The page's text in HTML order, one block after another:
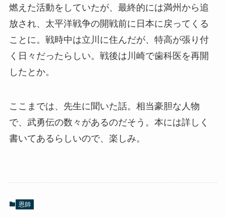
燃えた活動をしていたが、最終的には満州から追
放され、太平洋戦争の開戦前に日本に戻ってくる
ことに。戦時中は立川に住んだが、特高が張り付
く日々だったらしい。戦後は川崎で歯科医を再開
したとか。
ここまでは、先生に聞いた話。相当豪胆な人物
で、武勇伝の数々があるのだそう。本には詳しく
書いてあるらしいので、楽しみ。
恩師